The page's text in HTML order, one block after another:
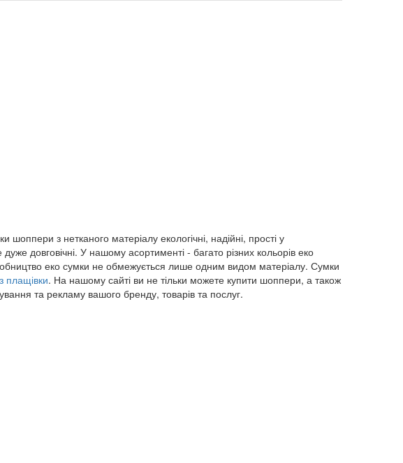
з нетканого матеріалу екологічні, надійні, прості у
довговічні. У нашому асортименті - багато різних кольорів еко
еко сумки не обмежується лише одним видом матеріалу. Сумки
плащівки. На нашому сайті ви не тільки можете купити шоппери, а також
та рекламу вашого бренду, товарів та послуг.